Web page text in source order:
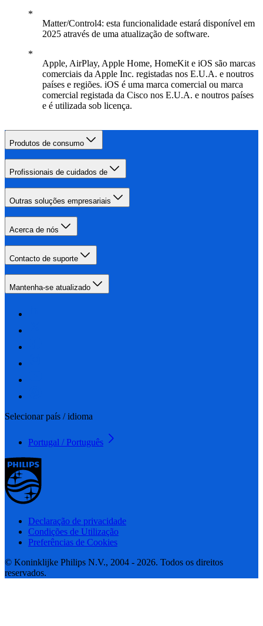
Matter/Control4: esta funcionalidade estará disponível em
2025 através de uma atualização de software.
Apple, AirPlay, Apple Home, HomeKit e iOS são marcas
comerciais da Apple Inc. registadas nos E.U.A. e noutros
países e regiões. iOS é uma marca comercial ou marca
comercial registada da Cisco nos E.U.A. e noutros países
e é utilizada sob licença.
Produtos de consumo
Profissionais de cuidados de
Outras soluções empresariais
Acerca de nós
Contacto de suporte
Mantenha-se atualizado
Selecionar país / idioma
Portugal / Português
Declaração de privacidade
Condições de Utilização
Preferências de Cookies
© Koninklijke Philips N.V., 2004 - 2026. Todos os direitos
reservados.